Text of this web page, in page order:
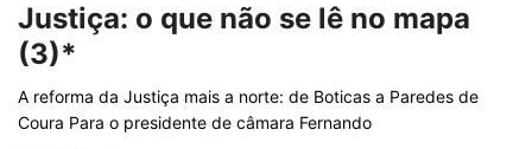
Justiça: o que não se lê no mapa
(3)*
A reforma da Justiça mais a norte: de Boticas a Paredes de
Coura Para o presidente de câmara Fernando